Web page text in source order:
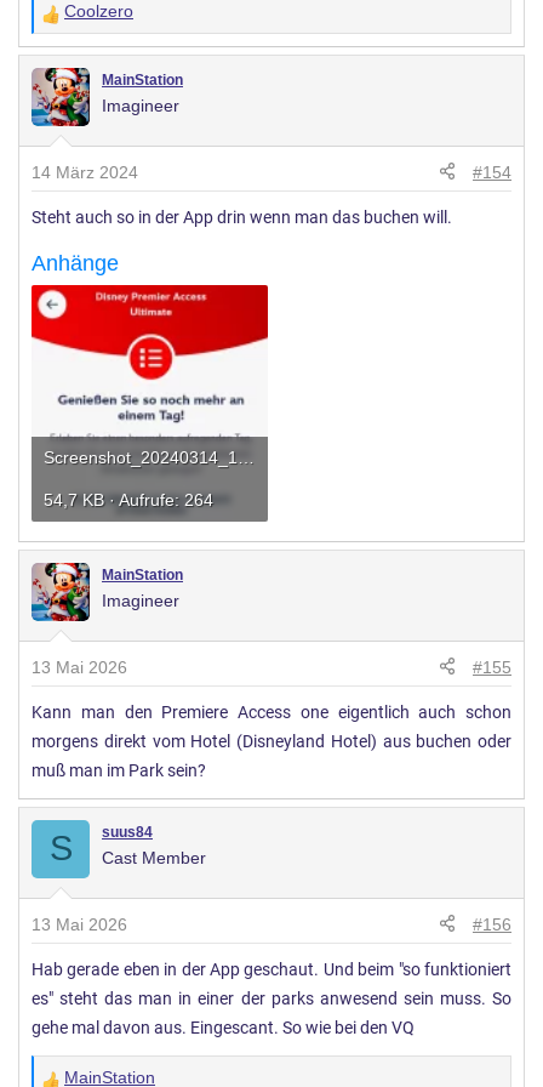
W
e
r
t
n
g
e
:
Coolzero
MainStation
Imagineer
14 März 2024 #154
Steht auch so in der App drin wenn man das buchen will.
Anhänge
54,7 KB · Aufrufe: 264
MainStation
Imagineer
13 Mai 2026 #155
Kann man den Premiere Access one eigentlich auch schon
morgens direkt vom Hotel (Disneyland Hotel) aus buchen oder
muß man im Park sein?
S suus84
Cast Member
13 Mai 2026 #156
Hab gerade eben in der App geschaut. Und beim "so funktioniert
es" steht das man in einer der parks anwesend sein muss. So
gehe mal davon aus. Eingescant. So wie bei den VQ
MainStation